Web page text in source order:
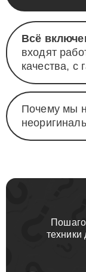
Всё
входят
качества, с
Почему мы
техники